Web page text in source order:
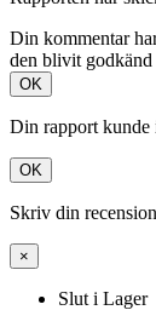
Din kommentar
den blivit godkänd
OK
Din rapport kunde
OK
Skriv din recension
×
Slut i Lager